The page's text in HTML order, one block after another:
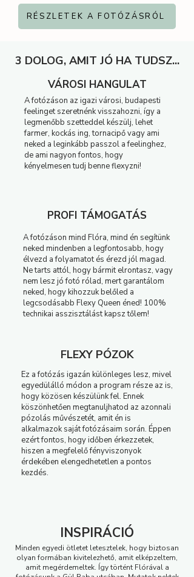
RÉSZLETEK A FOTÓZÁSRÓL
3 DOLOG, AMIT JÓ HA TUDSZ...
VÁROSI HANGULAT
A fotózáson az igazi városi, budapesti
feelinget szeretnénk visszahozni, így a
legmenőbb szetteddel készülj, lehet
farmer, kockás ing, tornacipő vagy ami
neked a leginkább passzol a feelinghez,
de ami nagyon fontos, hogy
kényelmesen tudj benne flexyzni!
PROFI TÁMOGATÁS
A fotózáson mind Flóra, mind én segítünk
neked mindenben a legfontosabb, hogy
élvezd a folyamatot és érezd jól magad.
Ne tarts attól, hogy bármit elrontasz, vagy
nem lesz jó fotó rólad, mert garantálom
neked, hogy kihozzuk belőled a
legcsodásabb Flexy Queen éned! 100%
technikai asszisztálást kapsz tőlem!
FLEXY PÓZOK
Ez a fotózás igazán különleges lesz, mivel
egyedülálló módon a program része az is,
hogy közösen készülünk fel. Ennek
köszönhetően megtanuljhatod az azonnali
pózolás művészetét, amit én is
alkalmazok saját fotózásaim során. Éppen
ezért fontos, hogy időben érkezzetek,
hiszen a megfelelő fényviszonyok
érdekében elengedhetetlen a pontos
kezdés.
INSPIRÁCIÓ
Minden egyedi ötletet letesztelek, hogy biztosan
olyan formában kivitelezhető, amit elképzeltem,
amit megérdemeltek. Így történt Flórával a